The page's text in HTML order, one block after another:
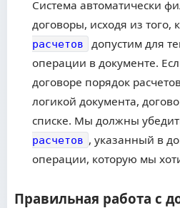
Система автоматически
договоры, исходя из того,
расчетов
допустим для
операции в документе.
договоре порядок
логикой документа,
списке. Мы должны
расчетов , указанный в
операции, которую мы
Правильная работа с